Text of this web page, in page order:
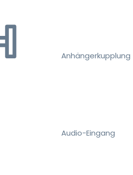
Anhängerkupplung
Audio-Eingang